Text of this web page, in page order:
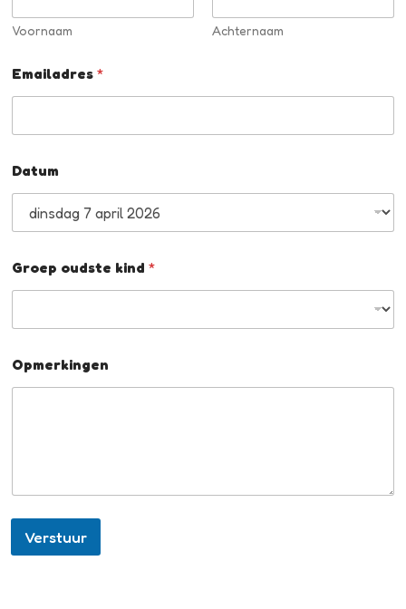
Voornaam Achternaam
Emailadres *
Datum
Groep oudste kind *
Opmerkingen
Verstuur